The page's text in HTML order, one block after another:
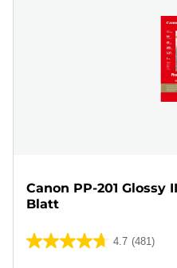
Canon PP-201 Glossy
Blatt
4.7 (481)
4.7